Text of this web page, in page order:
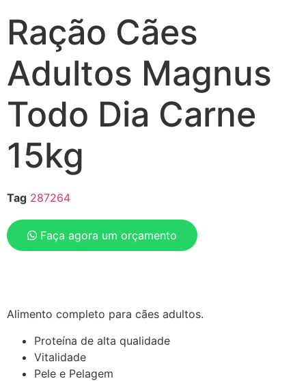
Ração Cães
Adultos Magnus
Todo Dia Carne
15kg
Tag 287264
Faça agora um orçamento
Alimento completo para cães adultos.
Proteína de alta qualidade
Vitalidade
Pele e Pelagem